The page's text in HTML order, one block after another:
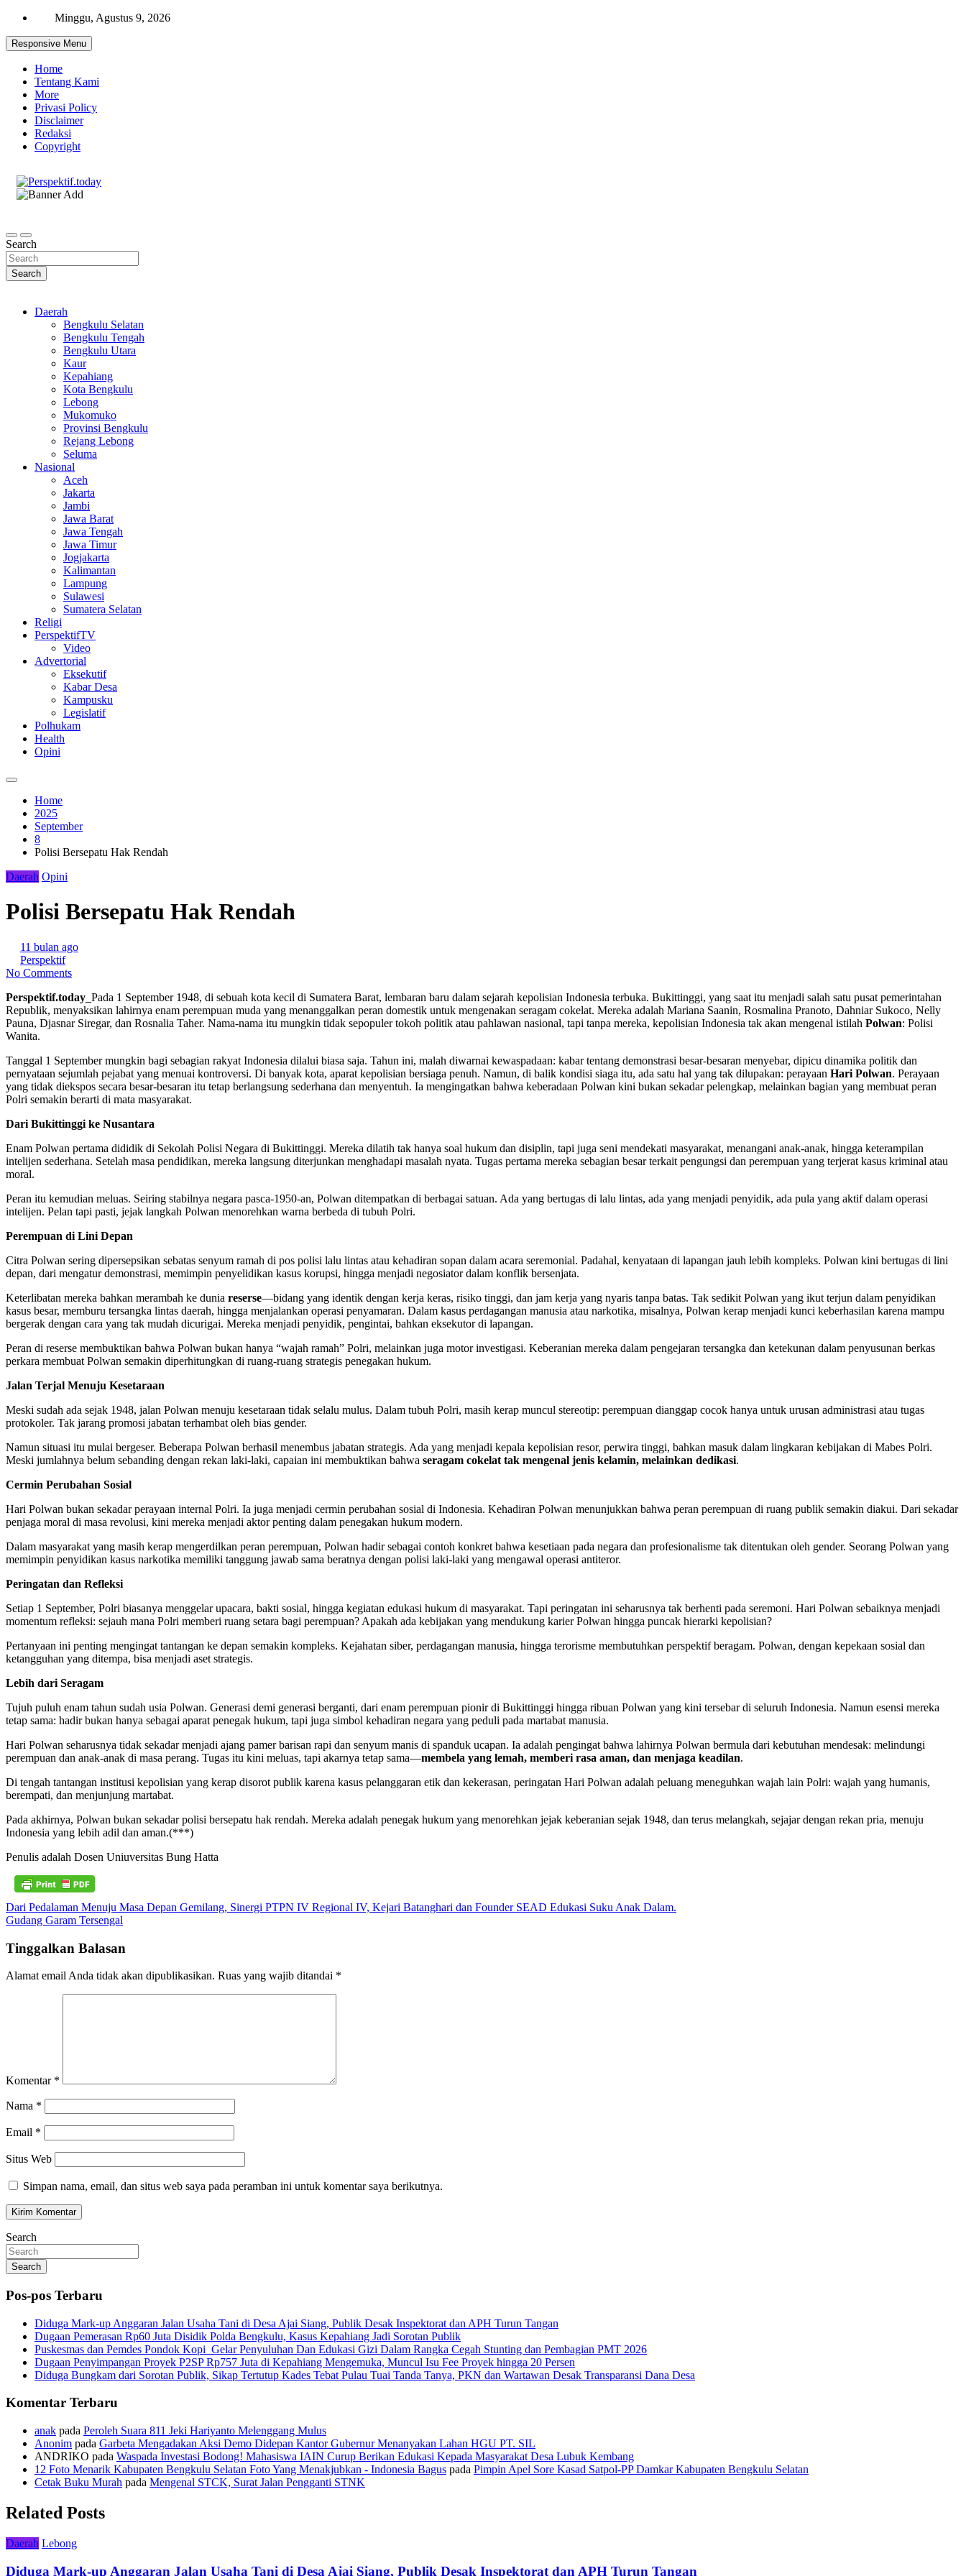
Skip
content
Minggu, Agustus 9, 2026
Responsive Menu
Home
Tentang Kami
More
Privasi Policy
Disclaimer
Redaksi
Copyright
Search
Search
Daerah
Bengkulu Selatan
Bengkulu Tengah
Bengkulu Utara
Kaur
Kepahiang
Kota Bengkulu
Lebong
Mukomuko
Provinsi Bengkulu
Rejang Lebong
Seluma
Nasional
Aceh
Jakarta
Jambi
Jawa Barat
Jawa Tengah
Jawa Timur
Jogjakarta
Kalimantan
Lampung
Sulawesi
Sumatera Selatan
Religi
PerspektifTV
Video
Advertorial
Eksekutif
Kabar Desa
Kampusku
Legislatif
Polhukam
Health
Opini
Home
2025
September
8
Polisi Bersepatu Hak Rendah
Daerah Opini
Polisi Bersepatu Hak Rendah
11 bulan ago
Perspektif
No Comments
Perspektif.today _Pada 1 September 1948, di sebuah kota kecil di Sumatera Barat, lembaran baru dalam sejarah kepolisian Indonesia terbuka. Bukittinggi, yang saat itu menjadi salah satu pusat pemerintahan
Republik, menyaksikan lahirnya enam perempuan muda yang menanggalkan peran domestik untuk mengenakan seragam cokelat. Mereka adalah Mariana Saanin, Rosmalina Pranoto, Dahniar Sukoco, Nelly
Pauna, Djasnar Siregar, dan Rosnalia Taher. Nama-nama itu mungkin tidak sepopuler tokoh politik atau pahlawan nasional, tapi tanpa mereka, kepolisian Indonesia tak akan mengenal istilah Polwan: Polisi
Wanita.
Tanggal 1 September mungkin bagi sebagian rakyat Indonesia dilalui biasa saja. Tahun ini, malah diwarnai kewaspadaan: kabar tentang demonstrasi besar-besaran menyebar, dipicu dinamika politik dan
pernyataan sejumlah pejabat yang menuai kontroversi. Di banyak kota, aparat kepolisian bersiaga penuh. Namun, di balik kondisi siaga itu, ada satu hal yang tak dilupakan: perayaan Hari Polwan. Perayaan
yang tidak diekspos secara besar-besaran itu tetap berlangsung sederhana dan menyentuh. Ia mengingatkan bahwa keberadaan Polwan kini bukan sekadar pelengkap, melainkan bagian yang membuat peran
Polri semakin berarti di mata masyarakat.
Dari Bukittinggi ke Nusantara
Enam Polwan pertama dididik di Sekolah Polisi Negara di Bukittinggi. Mereka dilatih tak hanya soal hukum dan disiplin, tapi juga seni mendekati masyarakat, menangani anak-anak, hingga keterampilan
intelijen sederhana. Setelah masa pendidikan, mereka langsung diterjunkan menghadapi masalah nyata. Tugas pertama mereka sebagian besar terkait pengungsi dan perempuan yang terjerat kasus kriminal atau
moral.
Peran itu kemudian meluas. Seiring stabilnya negara pasca-1950-an, Polwan ditempatkan di berbagai satuan. Ada yang bertugas di lalu lintas, ada yang menjadi penyidik, ada pula yang aktif dalam operasi
intelijen. Pelan tapi pasti, jejak langkah Polwan menorehkan warna berbeda di tubuh Polri.
Perempuan di Lini Depan
Citra Polwan sering dipersepsikan sebatas senyum ramah di pos polisi lalu lintas atau kehadiran sopan dalam acara seremonial. Padahal, kenyataan di lapangan jauh lebih kompleks. Polwan kini bertugas di lini
depan, dari mengatur demonstrasi, memimpin penyelidikan kasus korupsi, hingga menjadi negosiator dalam konflik bersenjata.
Keterlibatan mereka bahkan merambah ke dunia reserse—bidang yang identik dengan kerja keras, risiko tinggi, dan jam kerja yang nyaris tanpa batas. Tak sedikit Polwan yang ikut terjun dalam penyidikan
kasus besar, memburu tersangka lintas daerah, hingga menjalankan operasi penyamaran. Dalam kasus perdagangan manusia atau narkotika, misalnya, Polwan kerap menjadi kunci keberhasilan karena mampu
bergerak dengan cara yang tak mudah dicurigai. Mereka menjadi penyidik, pengintai, bahkan eksekutor di lapangan.
Peran di reserse membuktikan bahwa Polwan bukan hanya “wajah ramah” Polri, melainkan juga motor investigasi. Keberanian mereka dalam pengejaran tersangka dan ketekunan dalam penyusunan berkas
perkara membuat Polwan semakin diperhitungkan di ruang-ruang strategis penegakan hukum.
Jalan Terjal Menuju Kesetaraan
Meski sudah ada sejak 1948, jalan Polwan menuju kesetaraan tidak selalu mulus. Dalam tubuh Polri, masih kerap muncul stereotip: perempuan dianggap cocok hanya untuk urusan administrasi atau tugas
protokoler. Tak jarang promosi jabatan terhambat oleh bias gender.
Namun situasi itu mulai bergeser. Beberapa Polwan berhasil menembus jabatan strategis. Ada yang menjadi kepala kepolisian resor, perwira tinggi, bahkan masuk dalam lingkaran kebijakan di Mabes Polri.
Meski jumlahnya belum sebanding dengan rekan laki-laki, capaian ini membuktikan bahwa seragam cokelat tak mengenal jenis kelamin, melainkan dedikasi.
Cermin Perubahan Sosial
Hari Polwan bukan sekadar perayaan internal Polri. Ia juga menjadi cermin perubahan sosial di Indonesia. Kehadiran Polwan menunjukkan bahwa peran perempuan di ruang publik semakin diakui. Dari sekadar
penjaga moral di masa revolusi, kini mereka menjadi aktor penting dalam penegakan hukum modern.
Dalam masyarakat yang masih kerap mengerdilkan peran perempuan, Polwan hadir sebagai contoh konkret bahwa kesetiaan pada negara dan profesionalisme tak ditentukan oleh gender. Seorang Polwan yang
memimpin penyidikan kasus narkotika memiliki tanggung jawab sama beratnya dengan polisi laki-laki yang mengawal operasi antiteror.
Peringatan dan Refleksi
Setiap 1 September, Polri biasanya menggelar upacara, bakti sosial, hingga kegiatan edukasi hukum di masyarakat. Tapi peringatan ini seharusnya tak berhenti pada seremoni. Hari Polwan sebaiknya menjadi
momentum refleksi: sejauh mana Polri memberi ruang setara bagi perempuan? Apakah ada kebijakan yang mendukung karier Polwan hingga puncak hierarki kepolisian?
Pertanyaan ini penting mengingat tantangan ke depan semakin kompleks. Kejahatan siber, perdagangan manusia, hingga terorisme membutuhkan perspektif beragam. Polwan, dengan kepekaan sosial dan
ketangguhan yang ditempa, bisa menjadi aset strategis.
Lebih dari Seragam
Tujuh puluh enam tahun sudah usia Polwan. Generasi demi generasi berganti, dari enam perempuan pionir di Bukittinggi hingga ribuan Polwan yang kini tersebar di seluruh Indonesia. Namun esensi mereka
tetap sama: hadir bukan hanya sebagai aparat penegak hukum, tapi juga simbol kehadiran negara yang peduli pada martabat manusia.
Hari Polwan seharusnya tidak sekadar menjadi ajang pamer barisan rapi dan senyum manis di spanduk ucapan. Ia adalah pengingat bahwa lahirnya Polwan bermula dari kebutuhan mendesak: melindungi
perempuan dan anak-anak di masa perang. Tugas itu kini meluas, tapi akarnya tetap sama—membela yang lemah, memberi rasa aman, dan menjaga keadilan.
Di tengah tantangan institusi kepolisian yang kerap disorot publik karena kasus pelanggaran etik dan kekerasan, peringatan Hari Polwan adalah peluang meneguhkan wajah lain Polri: wajah yang humanis,
berempati, dan menjunjung martabat.
Pada akhirnya, Polwan bukan sekadar polisi bersepatu hak rendah. Mereka adalah penegak hukum yang menorehkan jejak keberanian sejak 1948, dan terus melangkah, sejajar dengan rekan pria, menuju
Indonesia yang lebih adil dan aman.(***)
Penulis adalah Dosen Uniuversitas Bung Hatta
Navigasi
pos
Dari Pedalaman Menuju Masa Depan Gemilang, Sinergi PTPN IV Regional IV, Kejari Batanghari dan Founder SEAD Edukasi Suku Anak Dalam.
Gudang Garam Tersengal
Tinggalkan Balasan
Alamat email Anda tidak akan dipublikasikan. Ruas yang wajib ditandai *
Komentar *
Nama *
Email *
Situs Web
Simpan nama, email, dan situs web saya pada peramban ini untuk komentar saya berikutnya.
Search
Search
Pos-pos Terbaru
Diduga Mark-up Anggaran Jalan Usaha Tani di Desa Ajai Siang, Publik Desak Inspektorat dan APH Turun Tangan
Dugaan Pemerasan Rp60 Juta Disidik Polda Bengkulu, Kasus Kepahiang Jadi Sorotan Publik
Puskesmas dan Pemdes Pondok Kopi Gelar Penyuluhan Dan Edukasi Gizi Dalam Rangka Cegah Stunting dan Pembagian PMT 2026
Dugaan Penyimpangan Proyek P2SP Rp757 Juta di Kepahiang Mengemuka, Muncul Isu Fee Proyek hingga 20 Persen
Diduga Bungkam dari Sorotan Publik, Sikap Tertutup Kades Tebat Pulau Tuai Tanda Tanya, PKN dan Wartawan Desak Transparansi Dana Desa
Komentar Terbaru
anak pada Peroleh Suara 811 Jeki Hariyanto Melenggang Mulus
Anonim pada Garbeta Mengadakan Aksi Demo Didepan Kantor Gubernur Menanyakan Lahan HGU PT. SIL
ANDRIKO pada Waspada Investasi Bodong! Mahasiswa IAIN Curup Berikan Edukasi Kepada Masyarakat Desa Lubuk Kembang
12 Foto Menarik Kabupaten Bengkulu Selatan Foto Yang Menakjubkan - Indonesia Bagus pada Pimpin Apel Sore Kasad Satpol-PP Damkar Kabupaten Bengkulu Selatan
Cetak Buku Murah pada Mengenal STCK, Surat Jalan Pengganti STNK
Related Posts
Daerah Lebong
Diduga Mark-up Anggaran Jalan Usaha Tani di Desa Ajai Siang, Publik Desak Inspektorat dan APH Turun Tangan